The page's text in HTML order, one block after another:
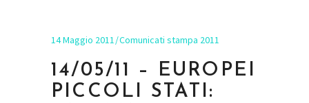
14 Maggio 2011 Comunicati stampa 2011
14/05/11 – EUROPEI
PICCOLI STATI: